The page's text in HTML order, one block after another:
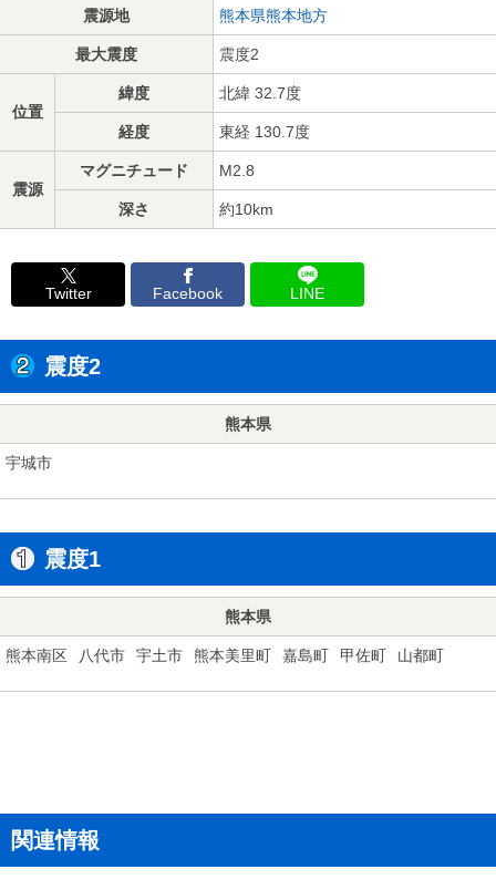
震源地 熊本県熊本地方
最大震度 震度2
位置
緯度 北緯 32.7度
経度 東経 130.7度
震源
マグニチュード M2.8
深さ 約10km
Twitter Facebook LINE
震度2
熊本県
宇城市
震度1
熊本県
熊本南区 八代市 宇土市 熊本美里町 嘉島町 甲佐町 山都町
関連情報